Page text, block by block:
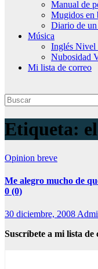
Manual de
Mugidos en
Diario de
Música
Inglés
Nubosidad
Mi lista de correo
Etiqueta:
Opinion breve
Me alegro mucho de
0 (0)
30 diciembre, 2008
Suscríbete a mi lista de